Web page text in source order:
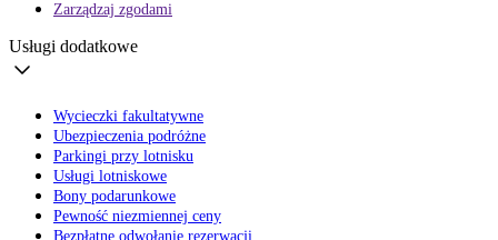
Zarządzaj zgodami
Usługi dodatkowe
Wycieczki fakultatywne
Ubezpieczenia podróżne
Parkingi przy lotnisku
Usługi lotniskowe
Bony podarunkowe
Pewność niezmiennej ceny
Bezpłatne odwołanie rezerwacji